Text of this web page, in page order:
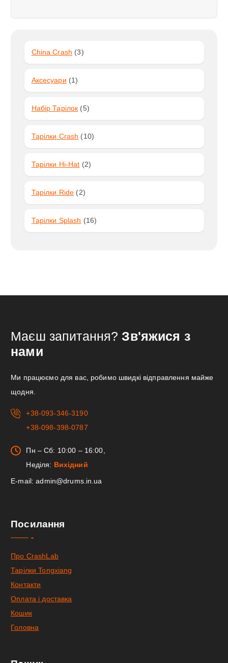
China Crash 33
А
И
Аксесуари 11
В
А
Набір Тарілок 55
В
А
І
В
Тарілки Crash 101
В
І
Тарілки Hi-Hat 22
А
И
Тарілки Ride 22
В
А
Тарілки Splash 161
В
Маєш запитання? Зв'яжися з
нами
Ми працюємо для вас, робимо швидкі відправлення майже
щодня.
+38-093-346-3190
+38-098-398-0787
Пн – Сб: 10:00 – 16:00,
Неділя: Вихідний
E-mail: admin@drums.in.ua
Посилання
Про CrashLab
Тарілки Tongxiang
Контакти
Оплата і доставка
Кошик
Головна